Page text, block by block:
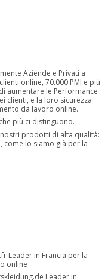
Aziende e Privati a
online, 70.000 PMI e più
aumentare le Performance
clienti, e la loro sicurezza
da lavoro online.
più ci distinguono.
prodotti di alta qualità:
lo siamo già per la
Leader in Francia per la
online
Leader in